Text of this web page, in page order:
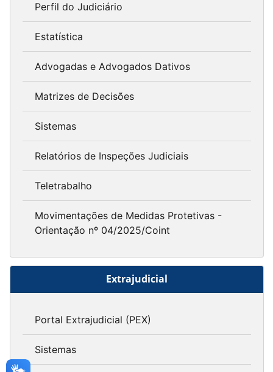
Perfil do Judiciário
Estatística
Advogadas e Advogados Dativos
Matrizes de Decisões
Sistemas
Relatórios de Inspeções Judiciais
Teletrabalho
Movimentações de Medidas Protetivas -
Orientação nº 04/2025/Coint
Extrajudicial
Portal Extrajudicial (PEX)
Sistemas